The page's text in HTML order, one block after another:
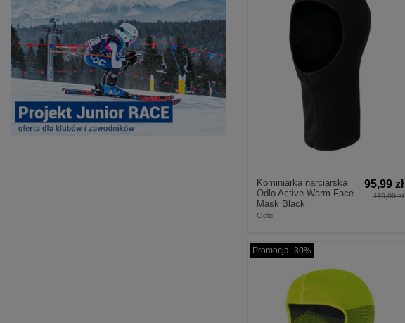
Kominiarka narciarska
Odlo Active Warm Face
Mask Black
Odlo
95,99 zł
119,99 zł
Promocja -30%